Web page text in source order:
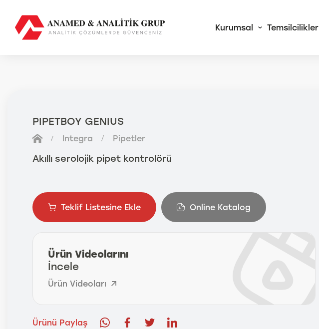
Kurumsal Temsilcilikler
Ürünleri
PIPETBOY GENIUS
Integra Pipetler
Akıllı serolojik pipet kontrolörü
Teklif Listesine Ekle Online Katalog
Ürün Videolarını
İncele
Ürün Videoları
Ürünü Paylaş